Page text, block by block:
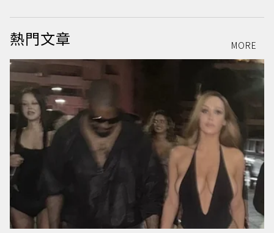
熱門文章 MORE